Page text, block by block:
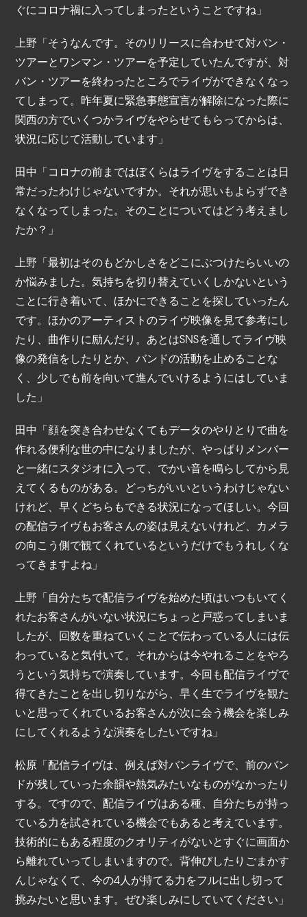
ぐにコロナ禍に入ってしまったということですね」
上野「そうなんです。そのリリースに合わせて対バン・
ツアーとワンマン・ツアーを予定していたんですが、対
バン・ツアーを終わったところでライヴができなくなっ
てしまって。昨年夏に緊急事態宣言が解除になった際に
関西の方でいくつかライヴをやらせてもらってからは、
状況に応じて活動しています」
田中「コロナの前まではぼくらはライヴをすることは日
常だったわけじゃないですか。それが思いもよらずでき
なくなってしまった。そのことについてはどう考えまし
たか？」
上野「最初はそのもどかしさをどこにぶつけたらいいの
か悩みました。気持ちを切り替えていくしかないという
ことに行き着いて、ほかにできることを探していったん
です。ほかのアーティストのライヴ映像を見て参考にし
たり、曲作りに励んだり。あとはSNSを通してライヴ映
像の発信をしたりとか、バンドの活動を止めることな
く、少しでも前を向いて進んでいけるようにはしていま
した」
田中「顔を突き合わせなくてもデータのやりとりで曲を
作れる便利な世の中になりましたが、やっぱりメンバー
と一緒にスタジオに入って、でかい音を鳴らしてから見
えてくるものがある。どっちがいいというわけじゃない
けれど、早くどちらもできる状況になってほしい。今回
の配信ライヴもお客さんの姿は見えないけれど、カメラ
の向こう側で観てくれているというだけでもうれしくな
ってきますよね」
上野「自分たちで配信ライヴを始めた頃はいつもいてく
れたお客さんがいない状況にちょっと戸惑ってしまいま
したが、回数を重ねていくことで伝わっている人には伝
わっていると気付いて。それからは今やれることをやろ
うという気持ちで演奏しています。今回も配信ライヴで
得てきたことを出し切りながら、早く生でライヴを観た
いと思ってくれているお客さんが次に会う機会を楽しみ
にしてくれるような演奏をしたいですね」
松原「配信ライヴは、例えば対バンライヴで、前のバン
ドが残していった余韻や熱気みたいなものがなかったり
する。ですので、配信ライヴはある種、自分たちが持っ
ている力を試されている機会でもあると考えています。
技術的にもある程度のクオリティがないとすぐに画面か
ら離れていってしまいますので。背伸びしたりごまかす
んじゃなくて、今の4人が持てる力をフルに出し切って
挑みたいと思います。ぜひ楽しみにしていてください」